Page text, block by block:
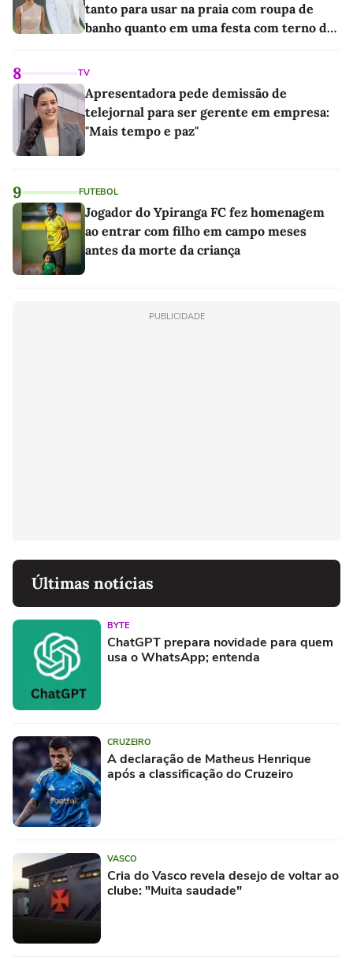
tanto para usar na praia com roupa de
banho quanto em uma festa com terno de
8 TV
Apresentadora pede demissão de
telejornal para ser gerente em empresa:
"Mais tempo e paz"
9 FUTEBOL
Jogador do Ypiranga FC fez homenagem
ao entrar com filho em campo meses
antes da morte da criança
PUBLICIDADE
Últimas notícias
BYTE
ChatGPT prepara novidade para quem
usa o WhatsApp; entenda
CRUZEIRO
A declaração de Matheus Henrique
após a classificação do Cruzeiro
VASCO
Cria do Vasco revela desejo de voltar ao
clube: "Muita saudade"